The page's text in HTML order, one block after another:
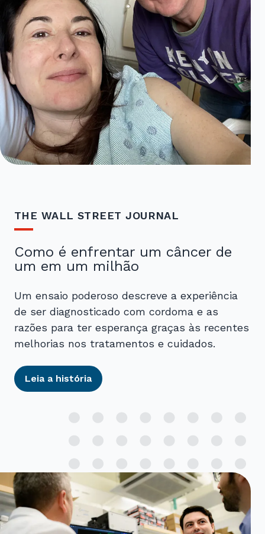
THE WALL STREET JOURNAL
Como é enfrentar um câncer de
um em um milhão
Um ensaio poderoso descreve a experiência
de ser diagnosticado com cordoma e as
razões para ter esperança graças às recentes
melhorias nos tratamentos e cuidados.
Leia a história